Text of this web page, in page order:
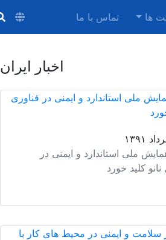
ها تماس با ما
اخبار ایران
ملی استاندارد و ایمنی در
کلید خورد